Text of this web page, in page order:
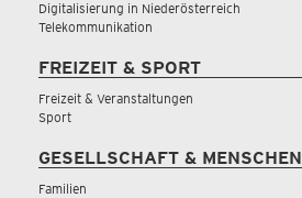
Digitalisierung in Niederösterreich
Telekommunikation
FREIZEIT & SPORT
Freizeit & Veranstaltungen
Sport
GESELLSCHAFT & MENSCHEN
Familien